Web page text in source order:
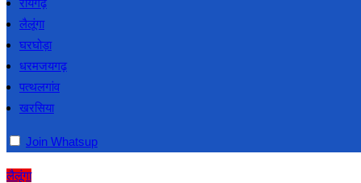
रायगढ़
लैलूंगा
घरघोड़ा
धरमजयगढ़
पत्थलगांव
खरसिया
Join Whatsup
लैलूंगा